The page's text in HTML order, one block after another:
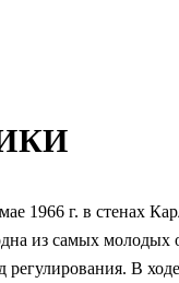
1966 г. в стенах
из самых
В